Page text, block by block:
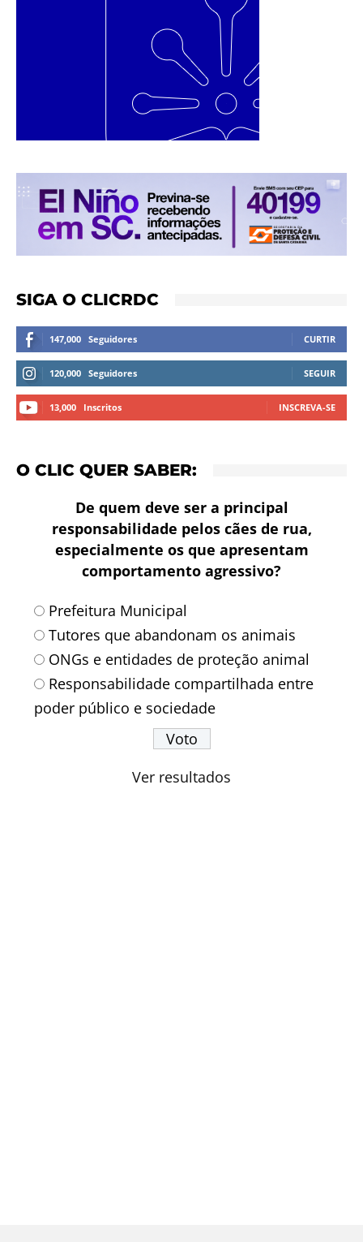
SIGA O CLICRDC
147,000 Seguidores CURTIR
120,000 Seguidores SEGUIR
13,000 Inscritos INSCREVA-SE
O CLIC QUER SABER:
De quem deve ser a principal
responsabilidade pelos cães de rua,
especialmente os que apresentam
comportamento agressivo?
Prefeitura Municipal
Tutores que abandonam os animais
ONGs e entidades de proteção animal
Responsabilidade compartilhada entre
poder público e sociedade
Ver resultados